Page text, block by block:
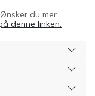
du mer
denne linken.